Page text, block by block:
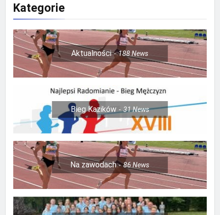
Kategorie
Aktualności 188News
Bieg Kazików 31News
Na zawodach 86News